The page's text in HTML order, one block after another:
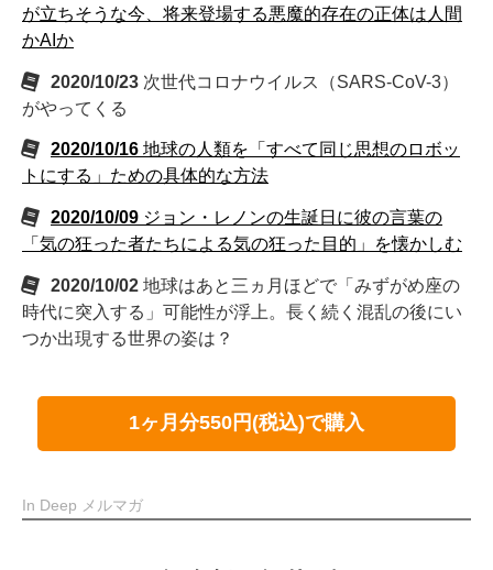
が立ちそうな今、将来登場する悪魔的存在の正体は人間
かAIか
2020/10/23 次世代コロナウイルス（SARS-CoV-3）
がやってくる
2020/10/16 地球の人類を「すべて同じ思想のロボッ
トにする」ための具体的な方法
2020/10/09 ジョン・レノンの生誕日に彼の言葉の
「気の狂った者たちによる気の狂った目的」を懐かしむ
2020/10/02 地球はあと三ヵ月ほどで「みずがめ座の
時代に突入する」可能性が浮上。長く続く混乱の後にい
つか出現する世界の姿は？
1ヶ月分550円(税込)で購入
In Deep メルマガ